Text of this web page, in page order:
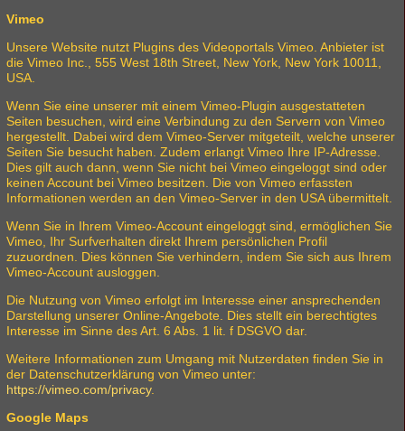
Vimeo
Unsere Website nutzt Plugins des Videoportals Vimeo. Anbieter ist
die Vimeo Inc., 555 West 18th Street, New York, New York 10011,
USA.
Wenn Sie eine unserer mit einem Vimeo-Plugin ausgestatteten
Seiten besuchen, wird eine Verbindung zu den Servern von Vimeo
hergestellt. Dabei wird dem Vimeo-Server mitgeteilt, welche unserer
Seiten Sie besucht haben. Zudem erlangt Vimeo Ihre IP-Adresse.
Dies gilt auch dann, wenn Sie nicht bei Vimeo eingeloggt sind oder
keinen Account bei Vimeo besitzen. Die von Vimeo erfassten
Informationen werden an den Vimeo-Server in den USA übermittelt.
Wenn Sie in Ihrem Vimeo-Account eingeloggt sind, ermöglichen Sie
Vimeo, Ihr Surfverhalten direkt Ihrem persönlichen Profil
zuzuordnen. Dies können Sie verhindern, indem Sie sich aus Ihrem
Vimeo-Account ausloggen.
Die Nutzung von Vimeo erfolgt im Interesse einer ansprechenden
Darstellung unserer Online-Angebote. Dies stellt ein berechtigtes
Interesse im Sinne des Art. 6 Abs. 1 lit. f DSGVO dar.
Weitere Informationen zum Umgang mit Nutzerdaten finden Sie in
der Datenschutzerklärung von Vimeo unter:
https://vimeo.com/privacy.
Google Maps